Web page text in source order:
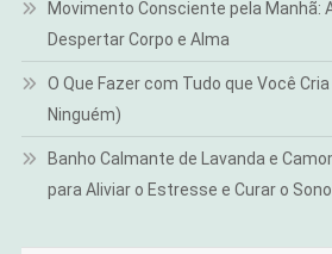
Movimento Consciente pela Manhã:
Despertar Corpo e Alma
O Que Fazer com Tudo que Você
Ninguém)
Banho Calmante de Lavanda e
para Aliviar o Estresse e Curar o Sono